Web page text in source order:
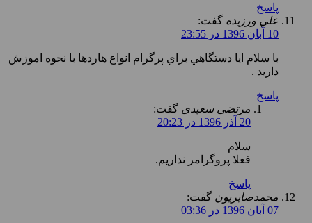
پاسخ
علي ورزيده گفت:
10 آبان 1396 در 23:55
با سلام ايا دستگاهي براي پرگرام انواع هاردها با نحوه اموزش
داريد .
پاسخ
مرتضی سعیدی گفت:
20 آذر 1396 در 20:23
سلام
فعلا پروگرامر نداریم.
پاسخ
محمدصابریون گفت:
07 آبان 1396 در 03:36